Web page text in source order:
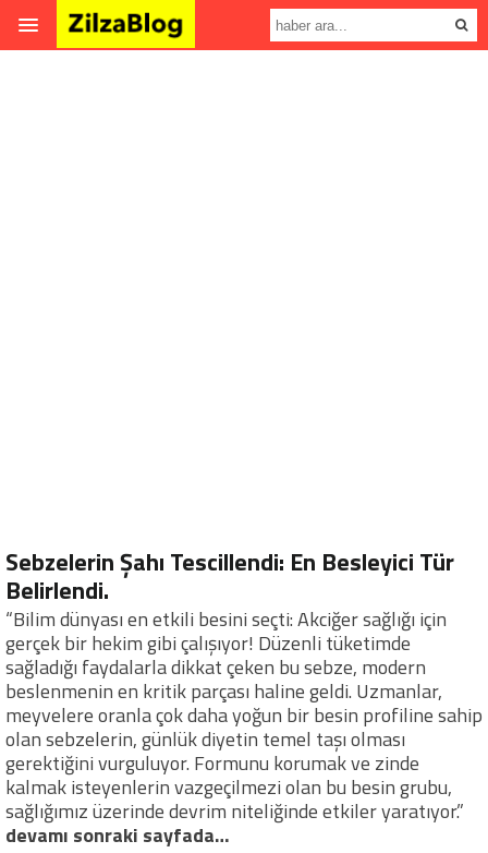
Sebzelerin Şahı Tescillendi: En Besleyici Tür
Belirlendi.
“Bilim dünyası en etkili besini seçti: Akciğer sağlığı için
gerçek bir hekim gibi çalışıyor! Düzenli tüketimde
sağladığı faydalarla dikkat çeken bu sebze, modern
beslenmenin en kritik parçası haline geldi. Uzmanlar,
meyvelere oranla çok daha yoğun bir besin profiline sahip
olan sebzelerin, günlük diyetin temel taşı olması
gerektiğini vurguluyor. Formunu korumak ve zinde
kalmak isteyenlerin vazgeçilmezi olan bu besin grubu,
sağlığımız üzerinde devrim niteliğinde etkiler yaratıyor.”
devamı sonraki sayfada…